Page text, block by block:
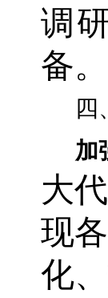
调
备。
四
加
大
现
化